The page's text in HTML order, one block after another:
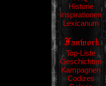
Historie
Inspirationen
Lexicanum
Top-Liste
Geschichten
Kampagnen
Codizes